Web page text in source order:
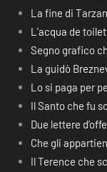
La fine di Tarzan
L’acqua de
Segno grafico
La guidò
Lo si paga per
Il Santo che fu
Due lettere
Che gli
Il Terence che